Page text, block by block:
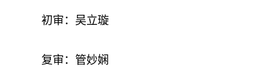
初审：吴立璇
复审：管妙娴